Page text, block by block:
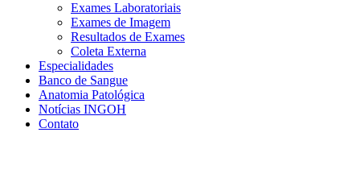
Exames Laboratoriais
Exames de Imagem
Resultados de Exames
Coleta Externa
Especialidades
Banco de Sangue
Anatomia Patológica
Notícias INGOH
Contato